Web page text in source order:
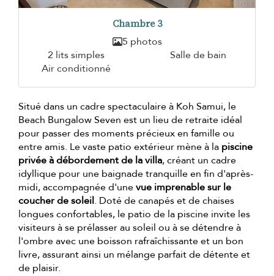
Chambre 3
5 photos
2 lits simples
Salle de bain
Air conditionné
Situé dans un cadre spectaculaire à Koh Samui, le
Beach Bungalow Seven est un lieu de retraite idéal
pour passer des moments précieux en famille ou
entre amis. Le vaste patio extérieur mène à la piscine
privée à débordement de la villa, créant un cadre
idyllique pour une baignade tranquille en fin d'après-
midi, accompagnée d'unevue imprenable sur le
coucher de soleil. Doté de canapés et de chaises
longues confortables, le patio de la piscine invite les
visiteurs à se prélasser au soleil ou à se détendre à
l'ombre avec une boisson rafraîchissante et un bon
livre, assurant ainsi un mélange parfait de détente et
de plaisir.